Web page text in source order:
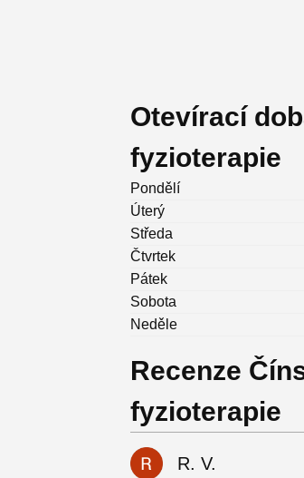
Otevírací
fyzioterapie
Pondělí
Úterý
Středa
Čtvrtek
Pátek
Sobota
Neděle
Recenze
fyzioterapie
R. V.